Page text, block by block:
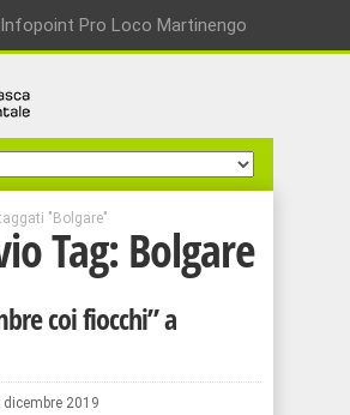
Pro Loco Martinengo
"Bolgare"
Tag:Bolgare
coi fiocchi” a
dicembre 2019